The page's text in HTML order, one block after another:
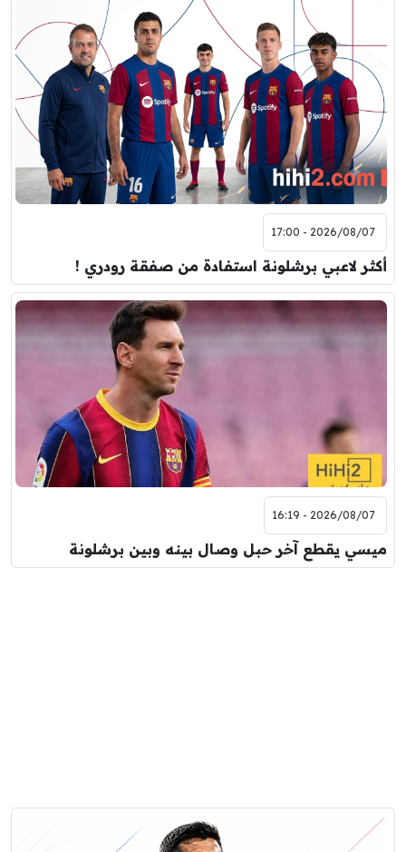
2026/08/07 - 17:00
أكثر لاعبي برشلونة استفادة من صفقة رودري !
2026/08/07 - 16:19
ميسي يقطع آخر حبل وصال بينه وبين برشلونة